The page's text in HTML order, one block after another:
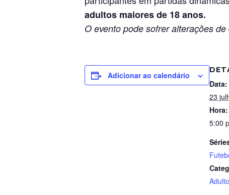
adultos maiores de 18 anos.
O evento pode sofrer alterações
Adicionar ao calendário
Data:
23
Hora:
5:00